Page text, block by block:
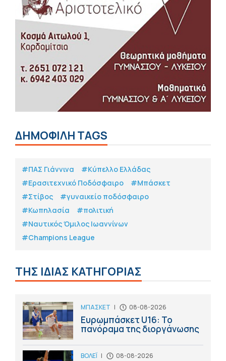
ΔΗΜΟΦΙΛΗ TAGS
#ΠΑΣ Γιάννινα
#Κύπελλο Ελλάδας
#Eρασιτεχνικό Ποδόσφαιρο
#Μπάσκετ
#Στίβος
#γυναικείο ποδόσφαιρο
#Κωπηλασία
#πολιτική
#Ναυτικός Όμιλος Ιωαννίνων
#Champions League
ΤΗΣ ΙΔΙΑΣ ΚΑΤΗΓΟΡΙΑΣ
ΜΠΑΣΚΕΤ | 08-08-2026
Ευρωμπάσκετ U16: Το
πανόραμα της διοργάνωσης
ΒΟΛΕΪ | 08-08-2026